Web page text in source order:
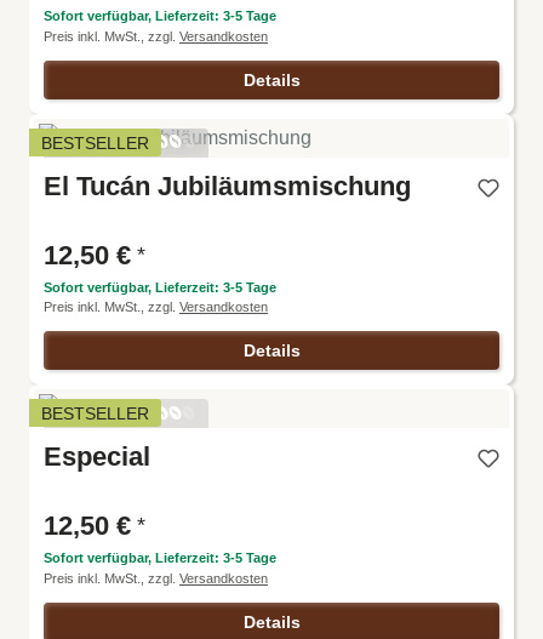
Sofort verfügbar, Lieferzeit: 3-5 Tage
Preis inkl. MwSt., zzgl. Versandkosten
Details
BESTSELLER
Aroma:
Harmoni
e:
Intensitä
Säure:
El Tucán Jubiläumsmischung
12,50 € *
Sofort verfügbar, Lieferzeit: 3-5 Tage
Preis inkl. MwSt., zzgl. Versandkosten
Details
BESTSELLER
Aroma:
Harmoni
e:
Intensitä
Säure:
Especial
12,50 € *
Sofort verfügbar, Lieferzeit: 3-5 Tage
Preis inkl. MwSt., zzgl. Versandkosten
Details